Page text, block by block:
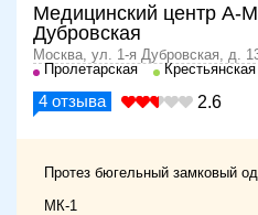
Медицинский центр А-
Дубровская
Москва, ул. 1-я Дубровская, д.
Пролетарская
4 отзыва 2.6
Протез бюгельный замковый
МК-1